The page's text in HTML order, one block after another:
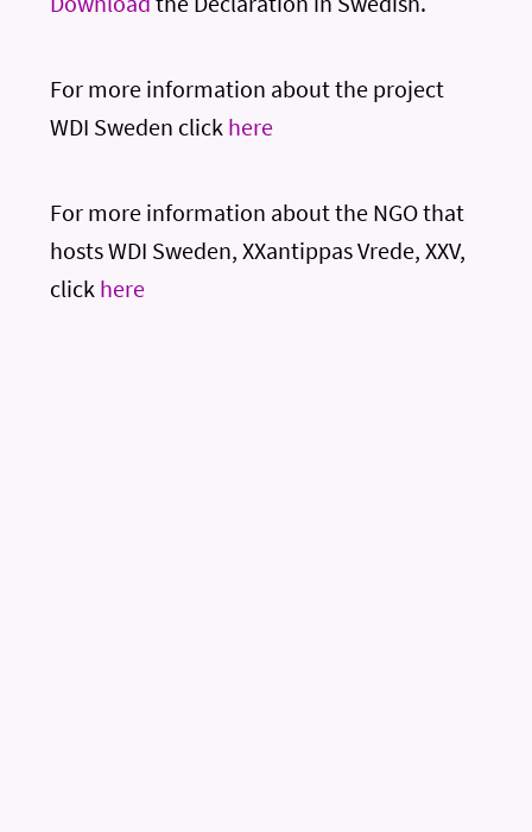
For more information about the project
WDI Sweden click here
For more information about the NGO that
hosts WDI Sweden, XXantippas Vrede, XXV,
click here